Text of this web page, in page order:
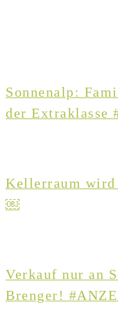
Sonnenalp:
der Extraklasse
Kellerraum wird
￼
Verkauf nur an
Brenger!